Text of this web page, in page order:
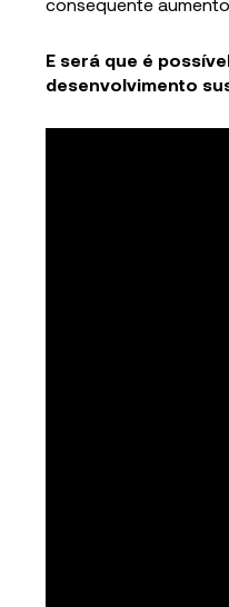
E será que é
desenvolvimento